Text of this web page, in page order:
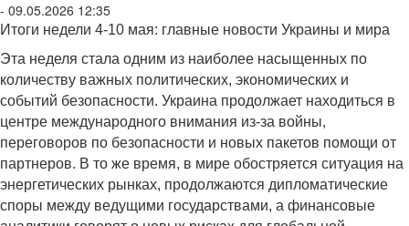
- 09.05.2026 12:35
Итоги недели 4-10 мая: главные новости Украины и мира
Эта неделя стала одним из наиболее насыщенных по
количеству важных политических, экономических и
событий безопасности. Украина продолжает находиться в
центре международного внимания из-за войны,
переговоров по безопасности и новых пакетов помощи от
партнеров. В то же время, в мире обостряется ситуация на
энергетических рынках, продолжаются дипломатические
споры между ведущими государствами, а финансовые